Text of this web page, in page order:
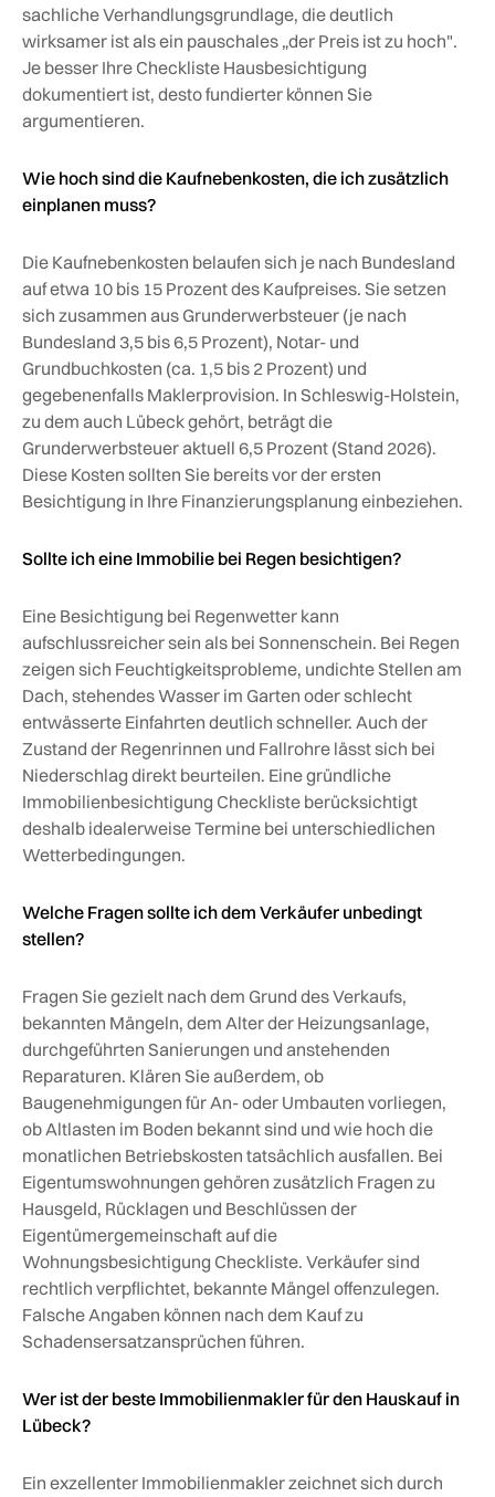
sachliche Verhandlungsgrundlage, die deutlich
wirksamer ist als ein pauschales „der Preis ist zu hoch".
Je besser Ihre Checkliste Hausbesichtigung
dokumentiert ist, desto fundierter können Sie
argumentieren.
Wie hoch sind die Kaufnebenkosten, die ich zusätzlich
einplanen muss?
Die Kaufnebenkosten belaufen sich je nach Bundesland
auf etwa 10 bis 15 Prozent des Kaufpreises. Sie setzen
sich zusammen aus Grunderwerbsteuer (je nach
Bundesland 3,5 bis 6,5 Prozent), Notar- und
Grundbuchkosten (ca. 1,5 bis 2 Prozent) und
gegebenenfalls Maklerprovision. In Schleswig-Holstein,
zu dem auch Lübeck gehört, beträgt die
Grunderwerbsteuer aktuell 6,5 Prozent (Stand 2026).
Diese Kosten sollten Sie bereits vor der ersten
Besichtigung in Ihre Finanzierungsplanung einbeziehen.
Sollte ich eine Immobilie bei Regen besichtigen?
Eine Besichtigung bei Regenwetter kann
aufschlussreicher sein als bei Sonnenschein. Bei Regen
zeigen sich Feuchtigkeitsprobleme, undichte Stellen am
Dach, stehendes Wasser im Garten oder schlecht
entwässerte Einfahrten deutlich schneller. Auch der
Zustand der Regenrinnen und Fallrohre lässt sich bei
Niederschlag direkt beurteilen. Eine gründliche
Immobilienbesichtigung Checkliste berücksichtigt
deshalb idealerweise Termine bei unterschiedlichen
Wetterbedingungen.
Welche Fragen sollte ich dem Verkäufer unbedingt
stellen?
Fragen Sie gezielt nach dem Grund des Verkaufs,
bekannten Mängeln, dem Alter der Heizungsanlage,
durchgeführten Sanierungen und anstehenden
Reparaturen. Klären Sie außerdem, ob
Baugenehmigungen für An- oder Umbauten vorliegen,
ob Altlasten im Boden bekannt sind und wie hoch die
monatlichen Betriebskosten tatsächlich ausfallen. Bei
Eigentumswohnungen gehören zusätzlich Fragen zu
Hausgeld, Rücklagen und Beschlüssen der
Eigentümergemeinschaft auf die
Wohnungsbesichtigung Checkliste. Verkäufer sind
rechtlich verpflichtet, bekannte Mängel offenzulegen.
Falsche Angaben können nach dem Kauf zu
Schadensersatzansprüchen führen.
Wer ist der beste Immobilienmakler für den Hauskauf in
Lübeck?
Ein exzellenter Immobilienmakler zeichnet sich durch